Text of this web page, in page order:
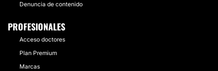
Denuncia de contenido
PROFESIONALES
Acceso doctores
Plan Premium
Marcas